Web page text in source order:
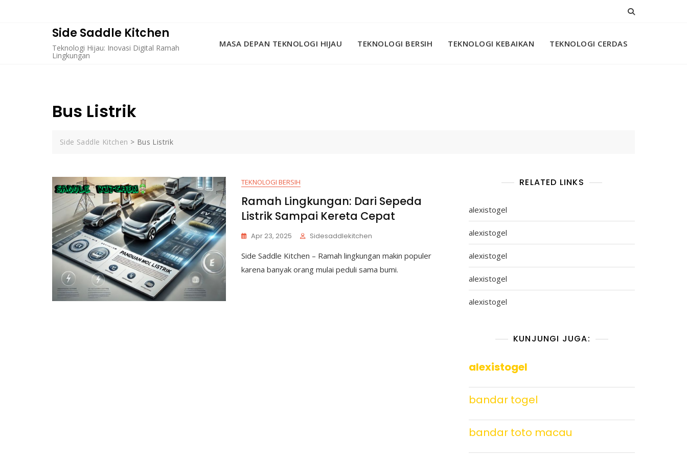
Side Saddle Kitchen
Teknologi Hijau: Inovasi Digital Ramah
Lingkungan
MASA DEPAN TEKNOLOGI HIJAU TEKNOLOGI BERSIH TEKNOLOGI KEBAIKAN TEKNOLOGI CERDAS
Bus Listrik
Side Saddle Kitchen > Bus Listrik
TEKNOLOGI BERSIH
Ramah Lingkungan: Dari Sepeda
Listrik Sampai Kereta Cepat
Apr 23, 2025 Sidesaddlekitchen
Side Saddle Kitchen – Ramah lingkungan makin populer
karena banyak orang mulai peduli sama bumi.
RELATED LINKS
alexistogel
alexistogel
alexistogel
alexistogel
alexistogel
KUNJUNGI JUGA:
alexistogel
bandar togel
bandar toto macau